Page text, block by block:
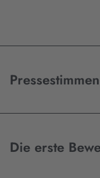
Pressestimmen
Die erste